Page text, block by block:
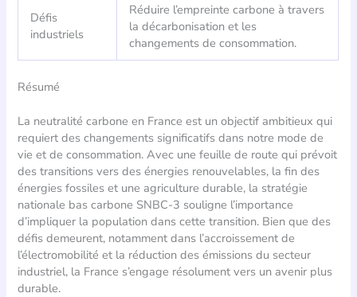
Défis
industriels
Réduire l’empreinte carbone à travers
la décarbonisation et les
changements de consommation.
Résumé
La neutralité carbone en France est un objectif ambitieux qui
requiert des changements significatifs dans notre mode de
vie et de consommation. Avec une feuille de route qui prévoit
des transitions vers des énergies renouvelables, la fin des
énergies fossiles et une agriculture durable, la stratégie
nationale bas carbone SNBC-3 souligne l’importance
d’impliquer la population dans cette transition. Bien que des
défis demeurent, notamment dans l’accroissement de
l’électromobilité et la réduction des émissions du secteur
industriel, la France s’engage résolument vers un avenir plus
durable.